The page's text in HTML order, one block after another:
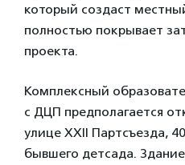
который создаст
полностью покрывает
проекта.
Комплексный
с ДЦП предполагается
улице XXII Партсъезда,
бывшего детсада.